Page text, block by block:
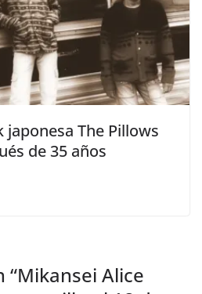
japonesa The Pillows
de 35 años
“Mikansei Alice